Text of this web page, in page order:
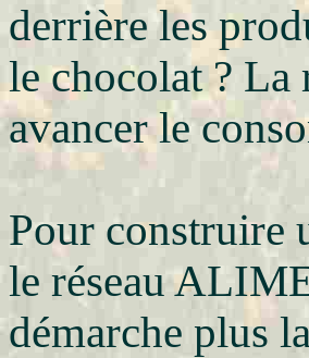
derrière les
le chocolat ?
avancer le
Pour construire
le réseau
démarche plus